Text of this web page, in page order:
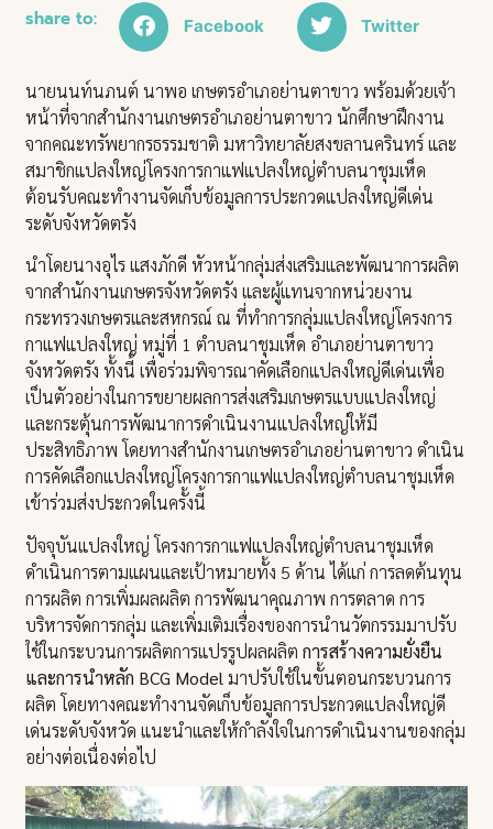
share to: Facebook Twitter
นายนนท์นภนต์ นาพอ เกษตรอำเภอย่านตาขาว พร้อมด้วยเจ้า
หน้าที่จากสำนักงานเกษตรอำเภอย่านตาขาว นักศึกษาฝึกงาน
จากคณะทรัพยากรธรรมชาติ มหาวิทยาลัยสงขลานครินทร์ และ
สมาชิกแปลงใหญ่โครงการกาแฟแปลงใหญ่ตำบลนาชุมเห็ด
ต้อนรับคณะทำงานจัดเก็บข้อมูลการประกวดแปลงใหญ่ดีเด่น
ระดับจังหวัดตรัง
นำโดยนางอุไร แสงภักดี หัวหน้ากลุ่มส่งเสริมและพัฒนาการผลิต
จากสำนักงานเกษตรจังหวัดตรัง และผู้แทนจากหน่วยงาน
กระทรวงเกษตรและสหกรณ์ ณ ที่ทำการกลุ่มแปลงใหญ่โครงการ
กาแฟแปลงใหญ่ หมู่ที่ 1 ตำบลนาชุมเห็ด อำเภอย่านตาขาว
จังหวัดตรัง ทั้งนี้ เพื่อร่วมพิจารณาคัดเลือกแปลงใหญ่ดีเด่นเพื่อ
เป็นตัวอย่างในการขยายผลการส่งเสริมเกษตรแบบแปลงใหญ่
และกระตุ้นการพัฒนาการดำเนินงานแปลงใหญ่ให้มี
ประสิทธิภาพ โดยทางสำนักงานเกษตรอำเภอย่านตาขาว ดำเนิน
การคัดเลือกแปลงใหญ่โครงการกาแฟแปลงใหญ่ตำบลนาชุมเห็ด
เข้าร่วมส่งประกวดในครั้งนี้
ปัจจุบันแปลงใหญ่ โครงการกาแฟแปลงใหญ่ตำบลนาชุมเห็ด
ดำเนินการตามแผนและเป้าหมายทั้ง 5 ด้าน ได้แก่ การลดต้นทุน
การผลิต การเพิ่มผลผลิต การพัฒนาคุณภาพ การตลาด การ
บริหารจัดการกลุ่ม และเพิ่มเติมเรื่องของการนำนวัตกรรมมาปรับ
ใช้ในกระบวนการผลิตการแปรรูปผลผลิตการสร้างความยั่งยืน
และการนำหลัก BCG Model มาปรับใช้ในขั้นตอนกระบวนการ
ผลิต โดยทางคณะทำงานจัดเก็บข้อมูลการประกวดแปลงใหญ่ดี
เด่นระดับจังหวัด แนะนำและให้กำลังใจในการดำเนินงานของกลุ่ม
อย่างต่อเนื่องต่อไป